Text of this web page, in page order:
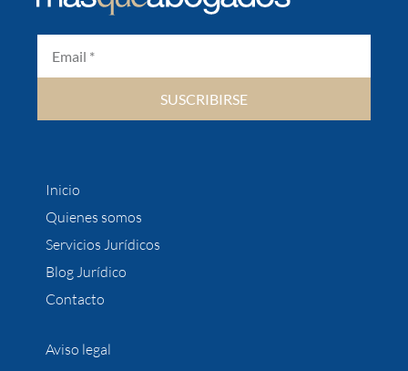
SUSCRIBIRSE
Inicio
Quienes somos
Servicios Jurídicos
Blog Jurídico
Contacto
Aviso legal